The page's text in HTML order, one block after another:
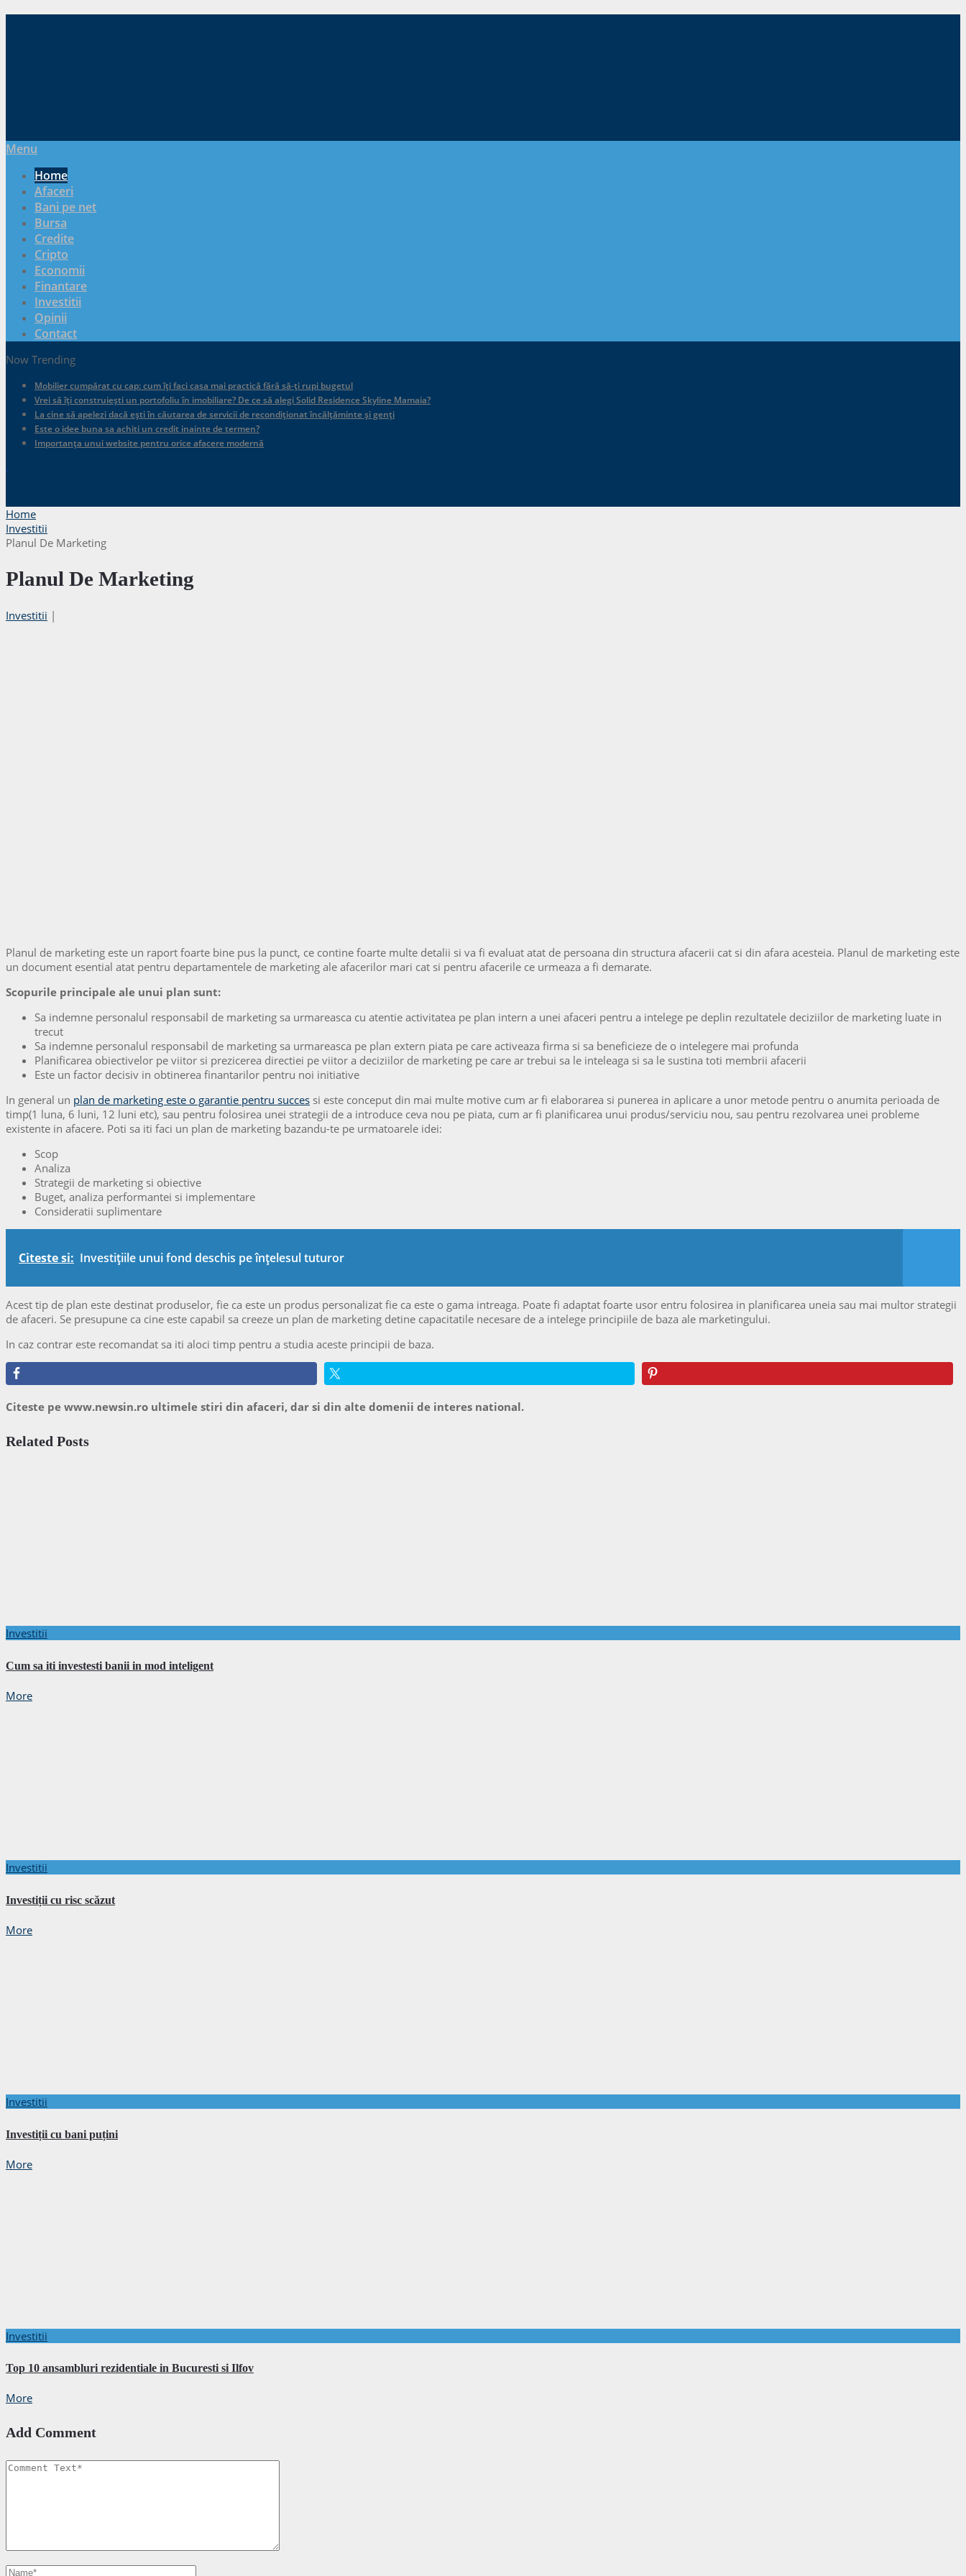
Menu
Home
Afaceri
Bani pe net
Bursa
Credite
Cripto
Economii
Finantare
Investitii
Opinii
Contact
Now Trending
Mobilier cumpărat cu cap: cum îți faci casa mai practică fără să-ți rupi bugetul
Vrei să îți construiești un portofoliu în imobiliare? De ce să alegi Solid Residence Skyline Mamaia?
La cine să apelezi dacă ești în căutarea de servicii de recondiționat încălțăminte și genți
Este o idee buna sa achiti un credit inainte de termen?
Importanța unui website pentru orice afacere modernă
.
Home
Investitii
Planul De Marketing
Planul De Marketing
Investitii |
Planul de marketing este un raport foarte bine pus la punct, ce contine foarte multe detalii si va fi evaluat atat de persoana din structura afacerii cat si din afara acesteia. Planul de marketing este
un document esential atat pentru departamentele de marketing ale afacerilor mari cat si pentru afacerile ce urmeaza a fi demarate.
Scopurile principale ale unui plan sunt:
Sa indemne personalul responsabil de marketing sa urmareasca cu atentie activitatea pe plan intern a unei afaceri pentru a intelege pe deplin rezultatele deciziilor de marketing luate in
trecut
Sa indemne personalul responsabil de marketing sa urmareasca pe plan extern piata pe care activeaza firma si sa beneficieze de o intelegere mai profunda
Planificarea obiectivelor pe viitor si prezicerea directiei pe viitor a deciziilor de marketing pe care ar trebui sa le inteleaga si sa le sustina toti membrii afacerii
Este un factor decisiv in obtinerea finantarilor pentru noi initiative
In general un plan de marketing este o garantie pentru succes si este conceput din mai multe motive cum ar fi elaborarea si punerea in aplicare a unor metode pentru o anumita perioada de
timp(1 luna, 6 luni, 12 luni etc), sau pentru folosirea unei strategii de a introduce ceva nou pe piata, cum ar fi planificarea unui produs/serviciu nou, sau pentru rezolvarea unei probleme
existente in afacere. Poti sa iti faci un plan de marketing bazandu-te pe urmatoarele idei:
Scop
Analiza
Strategii de marketing si obiective
Buget, analiza performantei si implementare
Consideratii suplimentare
Citeste si: Investițiile unui fond deschis pe înțelesul tuturor
Acest tip de plan este destinat produselor, fie ca este un produs personalizat fie ca este o gama intreaga. Poate fi adaptat foarte usor entru folosirea in planificarea uneia sau mai multor strategii
de afaceri. Se presupune ca cine este capabil sa creeze un plan de marketing detine capacitatile necesare de a intelege principiile de baza ale marketingului.
In caz contrar este recomandat sa iti aloci timp pentru a studia aceste principii de baza.
Citeste pe www.newsin.ro ultimele stiri din afaceri, dar si din alte domenii de interes national.
Related Posts
Investitii
Cum sa iti investesti banii in mod inteligent
More
Investitii
Investiții cu risc scăzut
More
Investitii
Investiții cu bani puțini
More
Investitii
Top 10 ansambluri rezidentiale in Bucuresti si Ilfov
More
Add Comment